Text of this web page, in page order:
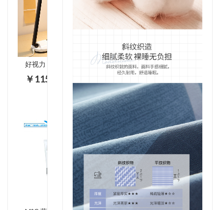
好视力 LED台灯 儿童学习工作阅读台灯可调光床头阅读台灯TG2309
￥115.00